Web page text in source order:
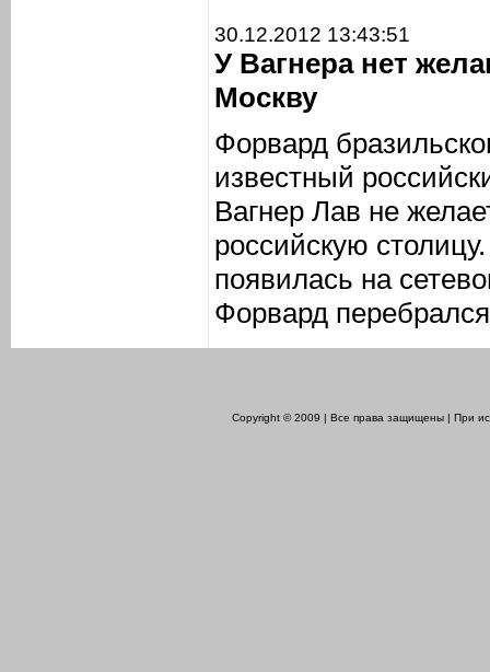
30.12.2012 13:43:51
У Вагнера нет
Москву
Форвард
известный
Вагнер Лав не
российскую
появилась на
Форвард
Copyright © 2009 | Все права защищены | При